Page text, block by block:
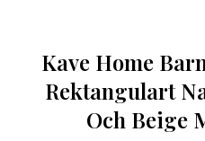
Kave Home
Rektangulart
Och Beige